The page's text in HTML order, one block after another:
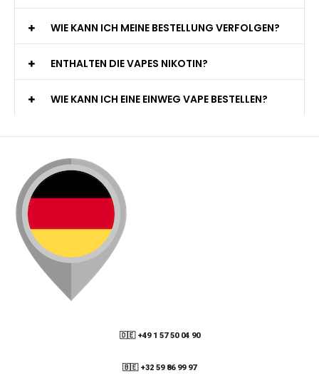
WIE KANN ICH MEINE BESTELLUNG VERFOLGEN?
ENTHALTEN DIE VAPES NIKOTIN?
WIE KANN ICH EINE EINWEG VAPE BESTELLEN?
🇩🇪 +49 1 57 50 04 90
🇧🇪 +32 59 86 99 97